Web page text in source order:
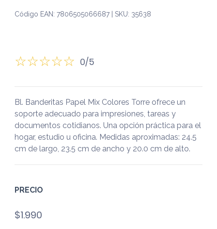
Código EAN: 7806505066687 | SKU: 35638
0/5
Bl. Banderitas Papel Mix Colores Torre ofrece un
soporte adecuado para impresiones, tareas y
documentos cotidianos. Una opción práctica para el
hogar, estudio u oficina. Medidas aproximadas: 24.5
cm de largo, 23.5 cm de ancho y 20.0 cm de alto.
PRECIO
$1.990